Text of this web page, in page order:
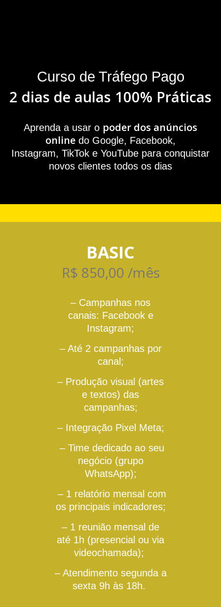
Curso de Tráfego Pago
2 dias de aulas 100% Práticas
Aprenda a usar o poder dos anúncios
online do Google, Facebook,
Instagram, TikTok e YouTube para conquistar
novos clientes todos os dias
BASIC
R$ 850,00 /mês
– Campanhas nos
canais: Facebook e
Instagram;
– Até 2 campanhas por
canal;
– Produção visual (artes
e textos) das
campanhas;
– Integração Pixel Meta;
– Time dedicado ao seu
negócio (grupo
WhatsApp);
– 1 relatório mensal com
os principais indicadores;
– 1 reunião mensal de
até 1h (presencial ou via
videochamada);
– Atendimento segunda a
sexta 9h às 18h.